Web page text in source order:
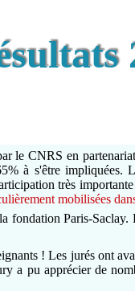
le CNRS en
à s'être impliquées.
très
mobilisées
fondation Paris-
! Les jurés ont
a pu apprécier de